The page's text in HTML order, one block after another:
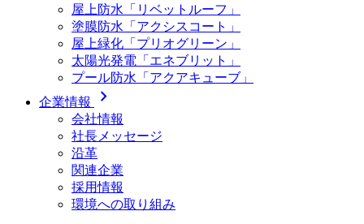
屋上防水「リベットルーフ」
塗膜防水「アクシスコート」
屋上緑化「プリオグリーン」
太陽光発電「エネブリット」
プール防水「アクアキューブ」
企業情報
chevron_right
会社情報
社長メッセージ
沿革
関連企業
採用情報
環境への取り組み